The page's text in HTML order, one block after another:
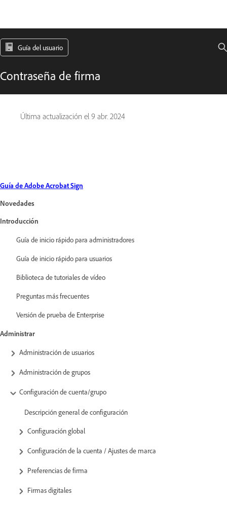
Guía del usuario
Contraseña de firma
Última actualización el 9 abr. 2024
Guía de Adobe Acrobat Sign
Novedades
Introducción
Guía de inicio rápido para administradores
Guía de inicio rápido para usuarios
Biblioteca de tutoriales de vídeo
Preguntas más frecuentes
Versión de prueba de Enterprise
Administrar
Administración de usuarios
Administración de grupos
Configuración de cuenta/grupo
Descripción general de configuración
Configuración global
Configuración de la cuenta / Ajustes de marca
Preferencias de firma
Firmas digitales